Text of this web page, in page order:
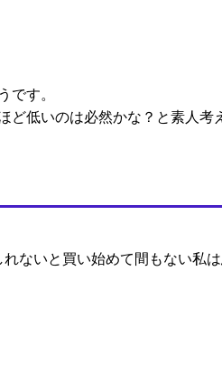
です。
低いのは必然かな？と素人考
ないと買い始めて間もない私は